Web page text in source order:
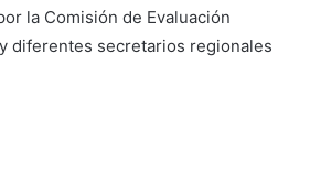
la Comisión de Evaluación
diferentes secretarios regionales